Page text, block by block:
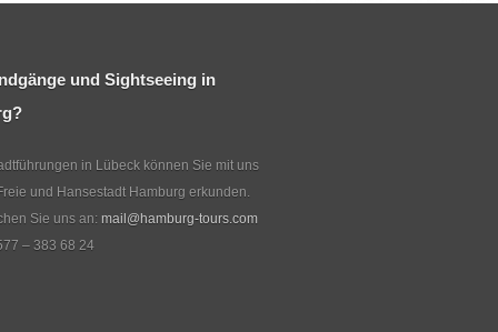
und Sightseeing in
in Lübeck können Sie mit uns
und Hansestadt Hamburg erkunden.
Sie uns an: mail@hamburg-tours.com
– 383 68 24